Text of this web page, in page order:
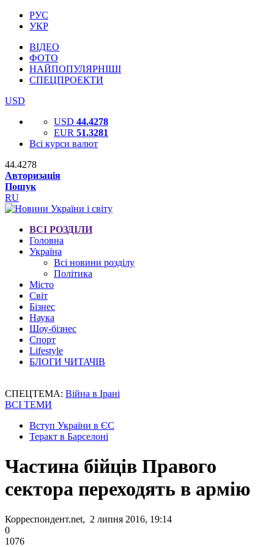
РУС
УКР
ВІДЕО
ФОТО
НАЙПОПУЛЯРНІШІ
СПЕЦПРОЕКТИ
USD
USD 44.4278
EUR 51.3281
Всі курси валют
44.4278
Авторизація
Пошук
RU
ВСІ РОЗДІЛИ
Головна
Україна
Всі новини розділу
Політика
Місто
Світ
Бізнес
Наука
Шоу-бізнес
Спорт
Lifestyle
БЛОГИ ЧИТАЧІВ
СПЕЦТЕМА: Війна в Ірані
ВСІ ТЕМИ
Вступ України в ЄС
Теракт в Барселоні
Частина бійців Правого
сектора переходять в армію
Корреспондент.net, 2 липня 2016, 19:14
0
1076